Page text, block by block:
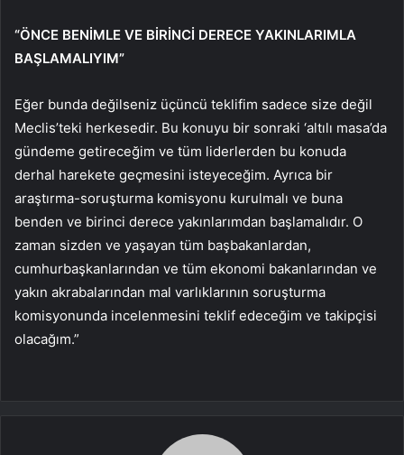
“ÖNCE BENİMLE VE BİRİNCİ DERECE YAKINLARIMLA
BAŞLAMALIYIM”
Eğer bunda değilseniz üçüncü teklifim sadece size değil
Meclis’teki herkesedir. Bu konuyu bir sonraki ‘altılı masa’da
gündeme getireceğim ve tüm liderlerden bu konuda
derhal harekete geçmesini isteyeceğim. Ayrıca bir
araştırma-soruşturma komisyonu kurulmalı ve buna
benden ve birinci derece yakınlarımdan başlamalıdır. O
zaman sizden ve yaşayan tüm başbakanlardan,
cumhurbaşkanlarından ve tüm ekonomi bakanlarından ve
yakın akrabalarından mal varlıklarının soruşturma
komisyonunda incelenmesini teklif edeceğim ve takipçisi
olacağım.”